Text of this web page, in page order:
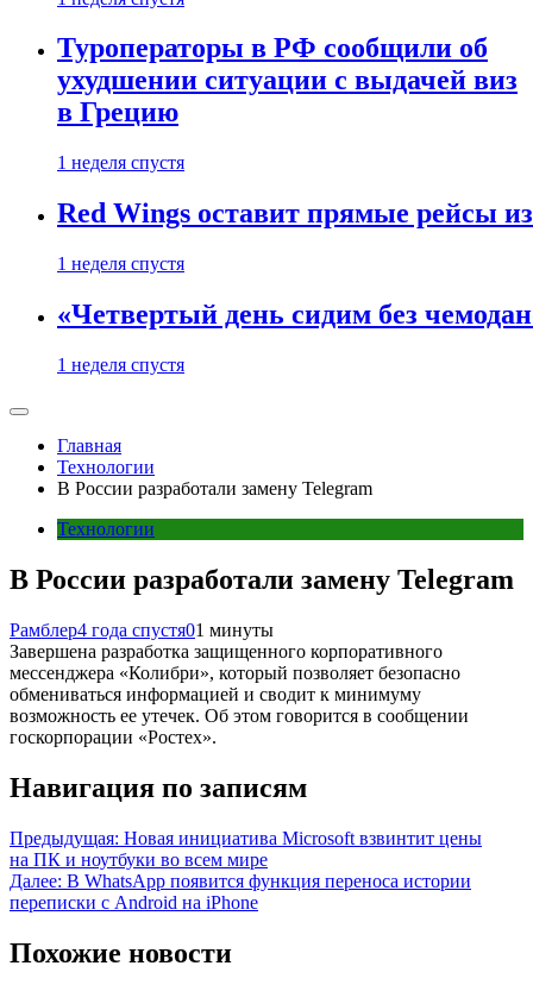
Туроператоры в РФ сообщили об
ухудшении ситуации с выдачей виз
в Грецию
1 неделя спустя
Red Wings оставит прямые рейсы
1 неделя спустя
«Четвертый день сидим без
1 неделя спустя
Главная
Технологии
В России разработали замену Telegram
Технологии
В России разработали замену Telegram
Рамблер4 года спустя01 минуты
Завершена разработка защищенного корпоративного
мессенджера «Колибри», который позволяет безопасно
обмениваться информацией и сводит к минимуму
возможность ее утечек. Об этом говорится в сообщении
госкорпорации «Ростех».
Навигация по записям
Предыдущая: Новая инициатива Microsoft взвинтит цены
на ПК и ноутбуки во всем мире
Далее: В WhatsApp появится функция переноса истории
переписки с Android на iPhone
Похожие новости